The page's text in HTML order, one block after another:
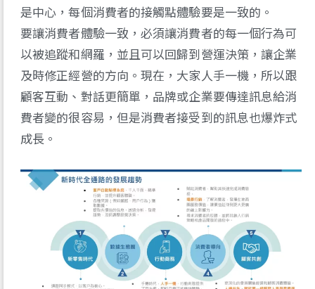
是中心，每個消費者的接觸點體驗要是一致的。
要讓消費者體驗一致，必須讓消費者的每一個行為可
以被追蹤和網羅，並且可以回歸到營運決策，讓企業
及時修正經營的方向。現在，大家人手一機，所以跟
顧客互動、對話更簡單，品牌或企業要傳達訊息給消
費者變的很容易，但是消費者接受到的訊息也爆炸式
成長。